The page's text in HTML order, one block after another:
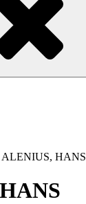
ALENIUS, HANS